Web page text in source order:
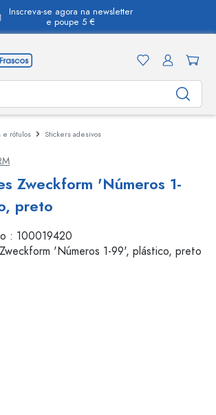
Inscreva-se agora na newsletter
e poupe 5 €
e rótulos Stickers adesivos
Zweckform 'Números 1-
preto
: 100019420